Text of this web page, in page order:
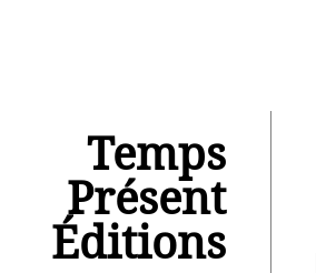
Temps
Présent
Éditions